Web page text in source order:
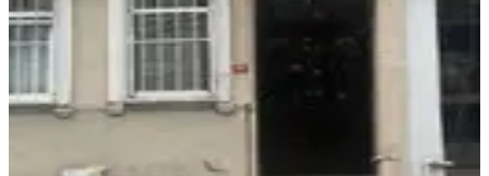
1.5+1
80 m²
CİTY GAYRİMENKUL zeki akhan